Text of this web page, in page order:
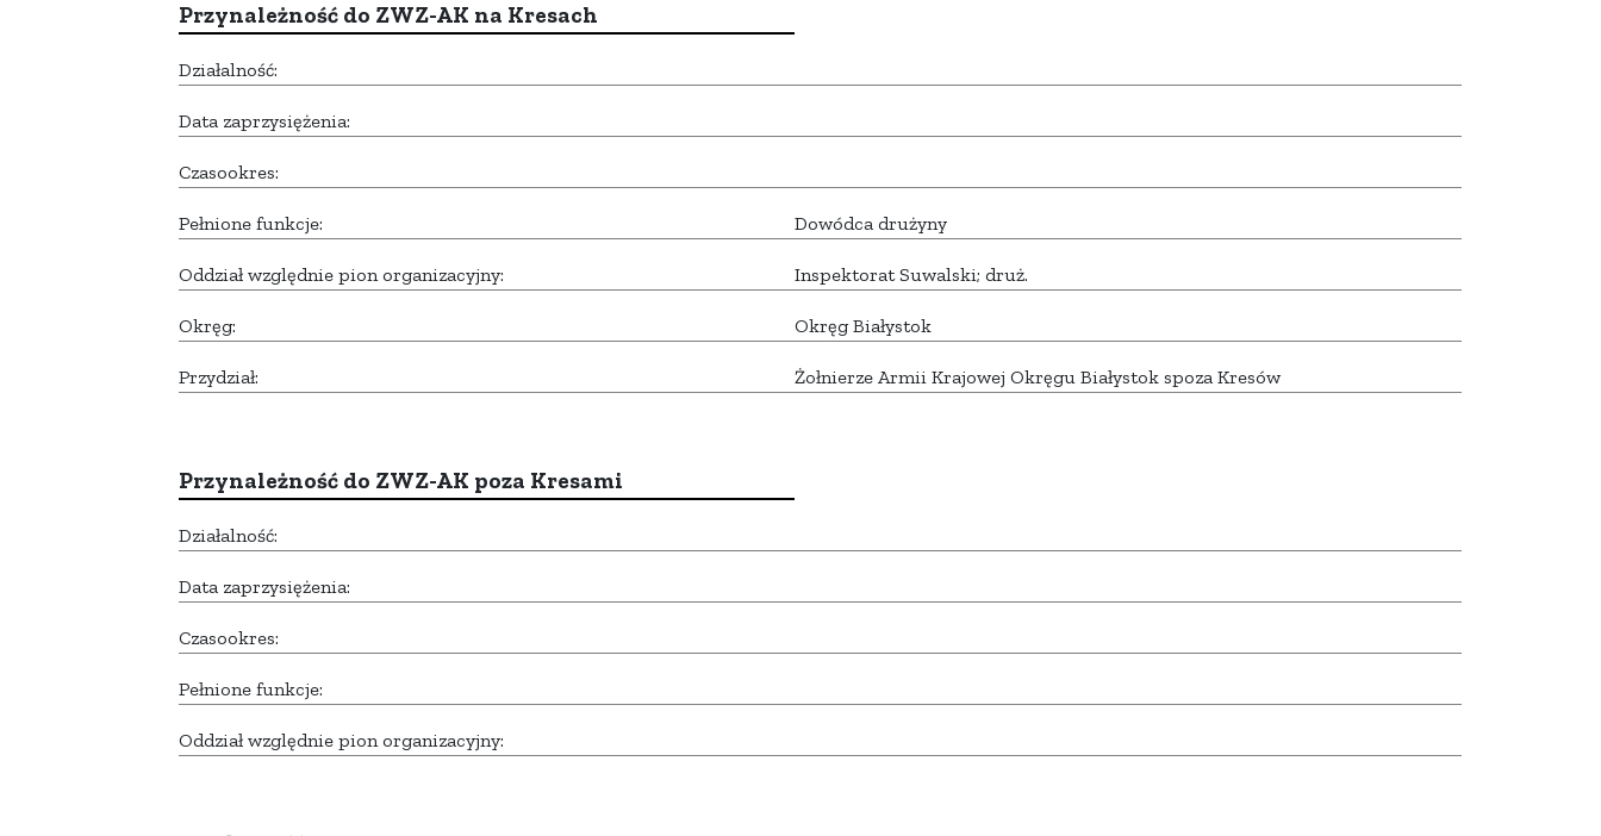
Przynależność do ZWZ-AK na Kresach
Działalność:
Data zaprzysiężenia:
Czasookres:
Pełnione funkcje: Dowódca drużyny
Oddział względnie pion organizacyjny: Inspektorat Suwalski; druż.
Okręg: Okręg Białystok
Przydział: Żołnierze Armii Krajowej Okręgu Białystok spoza Kresów
Przynależność do ZWZ-AK poza Kresami
Działalność:
Data zaprzysiężenia:
Czasookres:
Pełnione funkcje:
Oddział względnie pion organizacyjny: